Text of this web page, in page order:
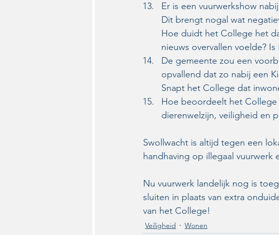
Er is een vuurwerkshow
Dit brengt nogal wat
Hoe duidt het College het
nieuws overvallen voelde?
De gemeente zou een
opvallend dat zo nabij een
Snapt het College dat
Hoe beoordeelt het
dierenwelzijn, veiligheid en
Swollwacht is altijd tegen een
handhaving op illegaal vuurwerk
Nu vuurwerk landelijk nog is
sluiten in plaats van extra
van het College!
Veiligheid Wonen